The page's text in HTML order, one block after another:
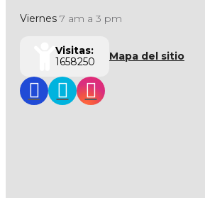
Viernes 7 am a 3 pm
Visitas:
1658250
Mapa del sitio